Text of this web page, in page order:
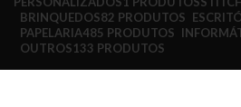
BRINQUEDOS82 PRODUTOS
PAPELARIA485 PRODUTOS
OUTROS133 PRODUTOS